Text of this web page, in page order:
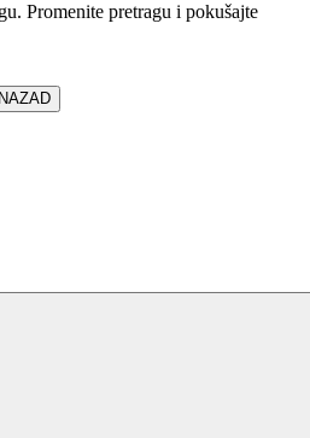
Promenite pretragu i pokušajte
NAZAD